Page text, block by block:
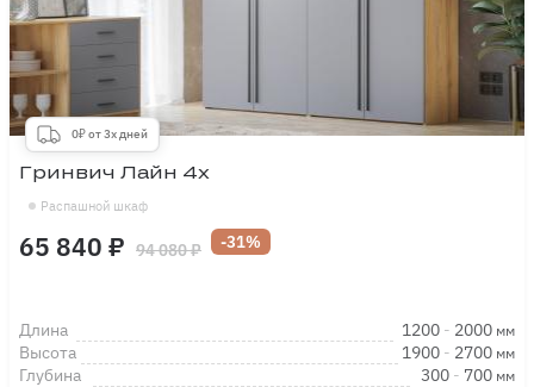
0₽ от 3х дней
Распашной шкаф
Гринвич Лайн 4х
65 840 ₽ 94 080 ₽ -31%
Длина 1200 - 2000 мм
Высота 1900 - 2700 мм
Глубина 300 - 700 мм